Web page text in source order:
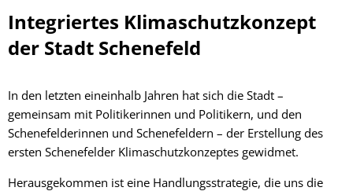
Integriertes Klimaschutzkonzept
der Stadt Schenefeld
In den letzten eineinhalb Jahren hat sich die Stadt –
gemeinsam mit Politikerinnen und Politikern, und den
Schenefelderinnen und Schenefeldern – der Erstellung des
ersten Schenefelder Klimaschutzkonzeptes gewidmet.
Herausgekommen ist eine Handlungsstrategie, die uns die